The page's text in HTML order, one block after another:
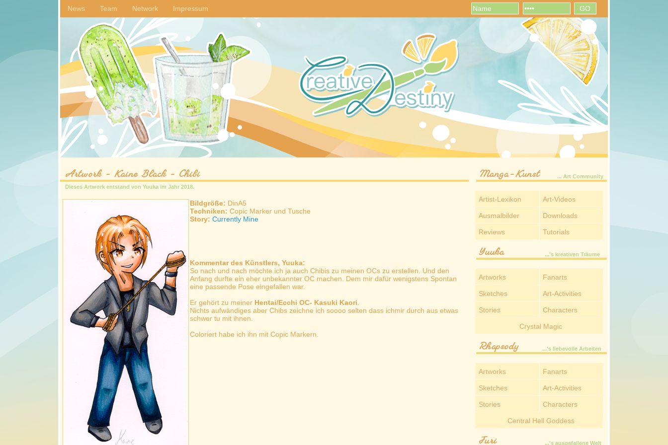
News Team Network Impressum
Artwork - Kaine Black - Chibi
Dieses Artwork entstand von Yuuka im Jahr 2018.
Bildgröße: DinA5
Techniken: Copic Marker und Tusche
Story: Currently Mine
Kommentar des Künstlers, Yuuka:
So nach und nach möchte ich ja auch Chibis zu meinen OCs zu erstellen. Und den
Anfang durfte ein eher unbekannter OC machen. Dem mir dafür wenigstens Spontan
eine passende Pose eingefallen war.
Er gehört zu meiner Hentai/Ecchi OC- Kasuki Kaori
Nichts aufwändiges aber Chibs zeichne ich soooo selten dass ichmir durch aus etwas
schwer tu mit ihnen.
Coloriert habe ich ihn mit Copic Markern.
Manga-Kunst ... Art Community
Artist-Lexikon Art-Videos
Ausmalbilder Downloads
Reviews Tutorials
Yuuka ...'s kreativen Träume
Artworks Fanarts
Sketches Art-Activities
Stories Characters
Crystal Magic
Rhapsody ...'s liebevolle Arbeiten
Artworks Fanarts
Sketches Art-Activities
Stories Characters
Central Hell Goddess
Juri ...'s ausgefallene Welt